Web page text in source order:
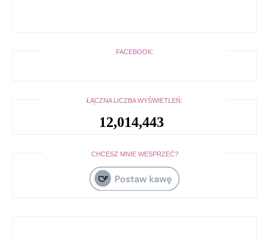
FACEBOOK:
ŁĄCZNA LICZBA WYŚWIETLEŃ:
12,014,443
CHCESZ MNIE WESPRZEĆ?